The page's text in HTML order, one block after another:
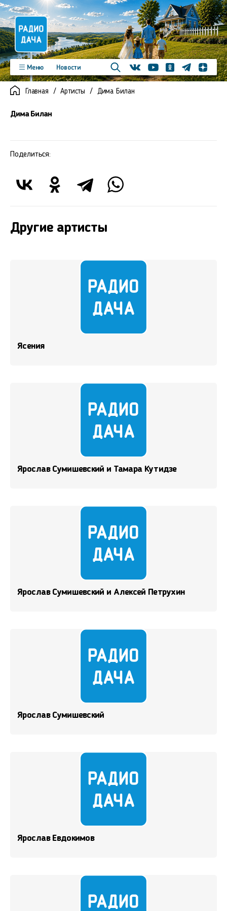
Меню
Новости
Программы
Подкасты
Новинки
Фото
Видео
ВконтактеYoutubeОдноклассники
ТелеграмЯндекс
Главная Артисты Дима Билан
Дима Билан
Поделиться:
Другие артисты
Ясения
Ярослав Сумишевский и Тамара Кутидзе
Ярослав Сумишевский и Алексей Петрухин
Ярослав Сумишевский
Ярослав Евдокимов